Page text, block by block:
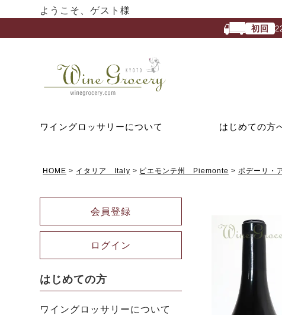
ようこそ、ゲスト様
初回
ワイングロッサリーについて はじめての方
HOME イタリア Italy ピエモンテ州 Piemonte ポデーリ・
会員登録
ログイン
はじめての方
ワイングロッサリーについて